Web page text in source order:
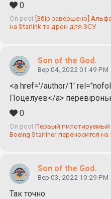
0
On post [Збір завершено]
на Starlink та дрон для ЗСУ
Son of the God.
Вер 04, 2022 01:49 PM
<a href='/author/1'
Поцелуев</a>
0
On post Первый пилотируемый
Boeing Starliner переносится на
Son of the God.
Вер 03, 2022 10:29 PM
Так точно.